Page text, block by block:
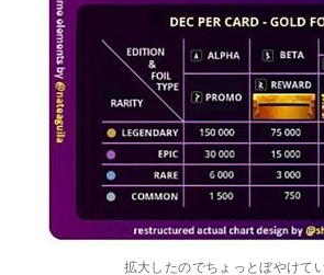
拡大したのでちょっとぼやけてい